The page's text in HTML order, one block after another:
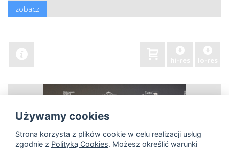
zobacz
hi-res lo-res
Używamy cookies
Strona korzysta z plików cookie w celu realizacji usług
zgodnie z Polityką Cookies. Możesz określić warunki